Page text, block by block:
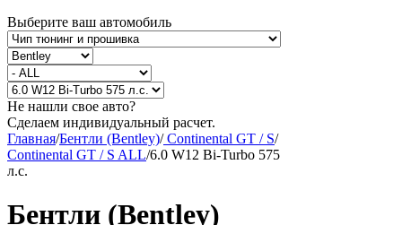
Выберите ваш автомобиль
Не нашли свое авто?
Сделаем индивидуальный расчет.
Главная/Бентли (Bentley)/Continental GT / S/
Continental GT / S ALL/6.0 W12 Bi-Turbo 575
л.с.
Бентли (Bentley)